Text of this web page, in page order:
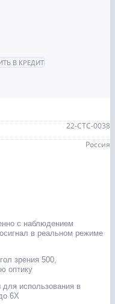
В КРЕДИТ
22-СТС-0038
Россия
с наблюдением
в реальном режиме
зрения 500,
оптику
использования в
6Х